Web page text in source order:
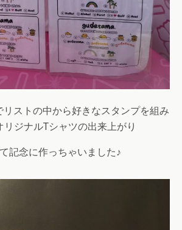
リストの中から好きなスタンプを組み
リジナルTシャツの出来上がり
記念に作っちゃいました♪